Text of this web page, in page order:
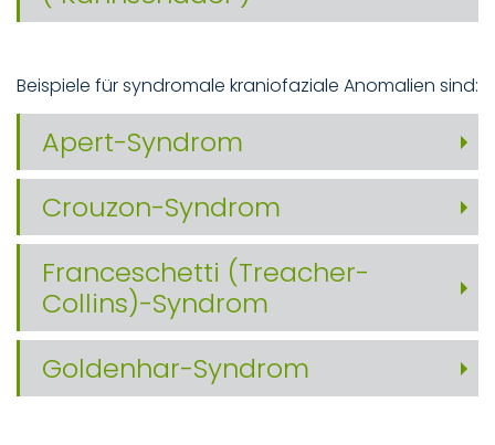
Beispiele für syndromale kraniofaziale Anomalien sind:
Apert-Syndrom
Crouzon-Syndrom
Franceschetti (Treacher-
Collins)-Syndrom
Goldenhar-Syndrom